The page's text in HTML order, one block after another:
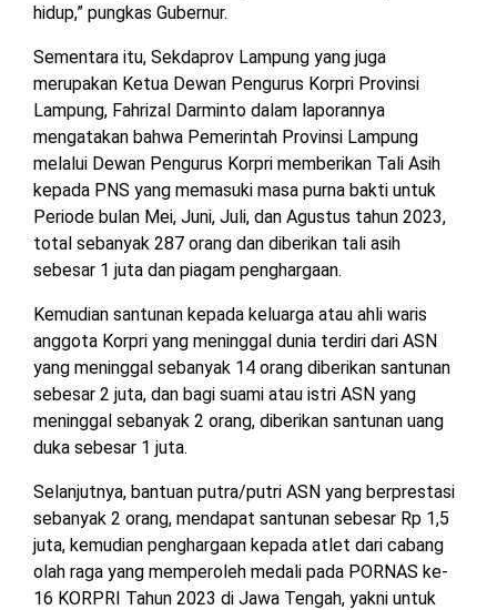
hidup,” pungkas Gubernur.
Sementara itu, Sekdaprov Lampung yang juga
merupakan Ketua Dewan Pengurus Korpri Provinsi
Lampung, Fahrizal Darminto dalam laporannya
mengatakan bahwa Pemerintah Provinsi Lampung
melalui Dewan Pengurus Korpri memberikan Tali Asih
kepada PNS yang memasuki masa purna bakti untuk
Periode bulan Mei, Juni, Juli, dan Agustus tahun 2023,
total sebanyak 287 orang dan diberikan tali asih
sebesar 1 juta dan piagam penghargaan.
Kemudian santunan kepada keluarga atau ahli waris
anggota Korpri yang meninggal dunia terdiri dari ASN
yang meninggal sebanyak 14 orang diberikan santunan
sebesar 2 juta, dan bagi suami atau istri ASN yang
meninggal sebanyak 2 orang, diberikan santunan uang
duka sebesar 1 juta.
Selanjutnya, bantuan putra/putri ASN yang berprestasi
sebanyak 2 orang, mendapat santunan sebesar Rp 1,5
juta, kemudian penghargaan kepada atlet dari cabang
olah raga yang memperoleh medali pada PORNAS ke-
16 KORPRI Tahun 2023 di Jawa Tengah, yakni untuk